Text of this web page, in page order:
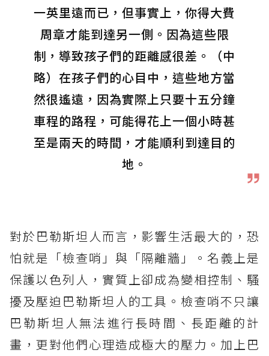
一英里遠而已，但事實上，你得大費
周章才能到達另一側。因為這些限
制，導致孩子們的距離感很差。（中
略）在孩子們的心目中，這些地方當
然很遙遠，因為實際上只要十五分鐘
車程的路程，可能得花上一個小時甚
至是兩天的時間，才能順利到達目的
地。
對於巴勒斯坦人而言，影響生活最大的，恐
怕就是「檢查哨」與「隔離牆」。名義上是
保護以色列人，實質上卻成為變相控制、騷
擾及壓迫巴勒斯坦人的工具。檢查哨不只讓
巴勒斯坦人無法進行長時間、長距離的計
畫，更對他們心理造成極大的壓力。加上巴